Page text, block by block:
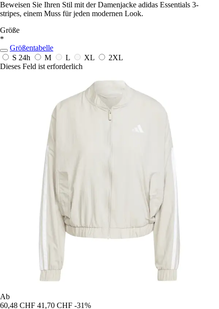
Beweisen Sie Ihren Stil mit der Damenjacke adidas Essentials 3-
stripes, einem Muss für jeden modernen Look.
Größe
*
Größentabelle
S 24h M L XL
2XL
Dieses Feld ist erforderlich
Ab
60,48 CHF 41,70 CHF -31%